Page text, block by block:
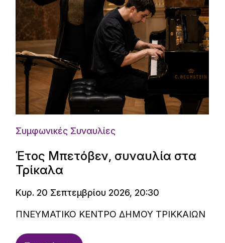
Συμφωνικές Συναυλίες
Έτος Μπετόβεν, συναυλία στα
Τρίκαλα
Κυρ. 20 Σεπτεμβρίου 2026, 20:30
ΠΝΕΥΜΑΤΙΚΟ ΚΕΝΤΡΟ ΔΗΜΟΥ ΤΡΙΚΚΑΙΩΝ